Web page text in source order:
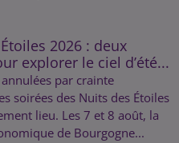
2026 : deux
explorer le ciel d’été...
par crainte
soirées des Nuits des Étoiles
lieu. Les 7 et 8 août, la
de Bourgogne...